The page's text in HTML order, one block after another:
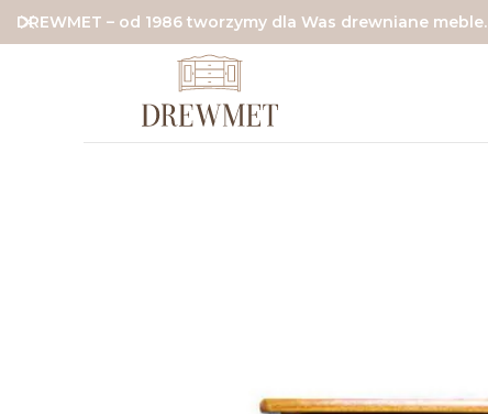
DREWMET – od 1986 tworzymy dla Was drewniane meble.